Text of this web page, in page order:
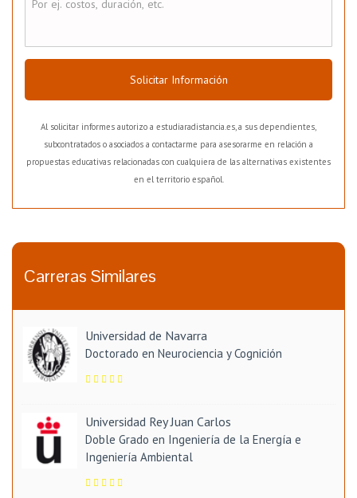
Solicitar Información
Al solicitar informes autorizo a estudiaradistancia.es, a sus dependientes,
subcontratados o asociados a contactarme para asesorarme en relación a
propuestas educativas relacionadas con cualquiera de las alternativas existentes
en el territorio español.
Carreras Similares
Universidad de Navarra
Doctorado en Neurociencia y Cognición
Universidad Rey Juan Carlos
Doble Grado en Ingeniería de la Energía e
Ingeniería Ambiental